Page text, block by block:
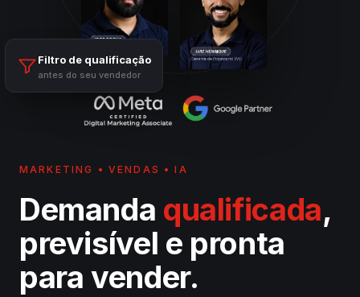
MARKETING • VENDAS • IA
Demanda qualificada,
previsível e pronta
para vender.
Filtro de qualificação
antes do seu vendedor